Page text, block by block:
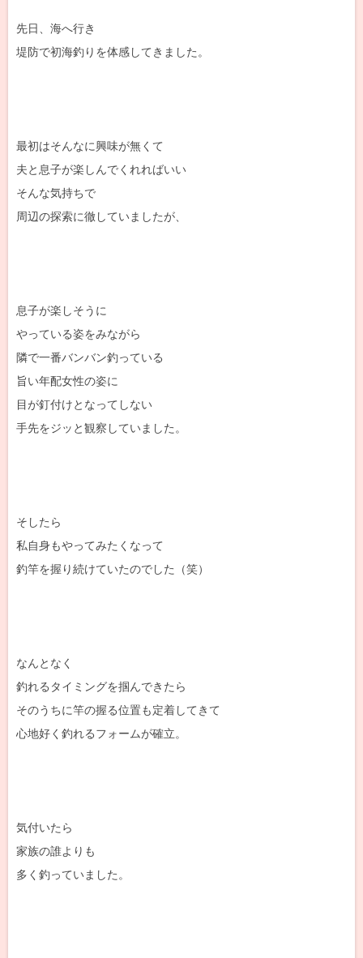
先日、海へ行き
堤防で初海釣りを体感してきました。
最初はそんなに興味が無くて
夫と息子が楽しんでくれればいい
そんな気持ちで
周辺の探索に徹していましたが、
息子が楽しそうに
やっている姿をみながら
隣で一番バンバン釣っている
旨い年配女性の姿に
目が釘付けとなってしない
手先をジッと観察していました。
そしたら
私自身もやってみたくなって
釣竿を握り続けていたのでした（笑）
なんとなく
釣れるタイミングを掴んできたら
そのうちに竿の握る位置も定着してきて
心地好く釣れるフォームが確立。
気付いたら
家族の誰よりも
多く釣っていました。